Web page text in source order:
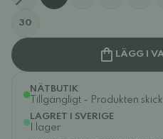
30
LÄGG I
NÄTBUTIK
Tillgängligt - Produkten
LAGRET I SVERIGE
I lager